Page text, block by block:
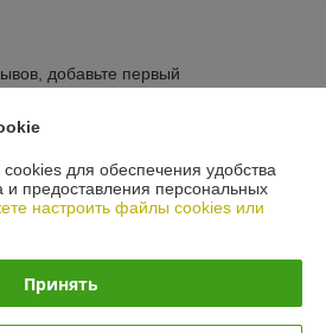
добавьте первый
для обеспечения удобства
и предоставления персональных
настроить файлы cookies или
Принять